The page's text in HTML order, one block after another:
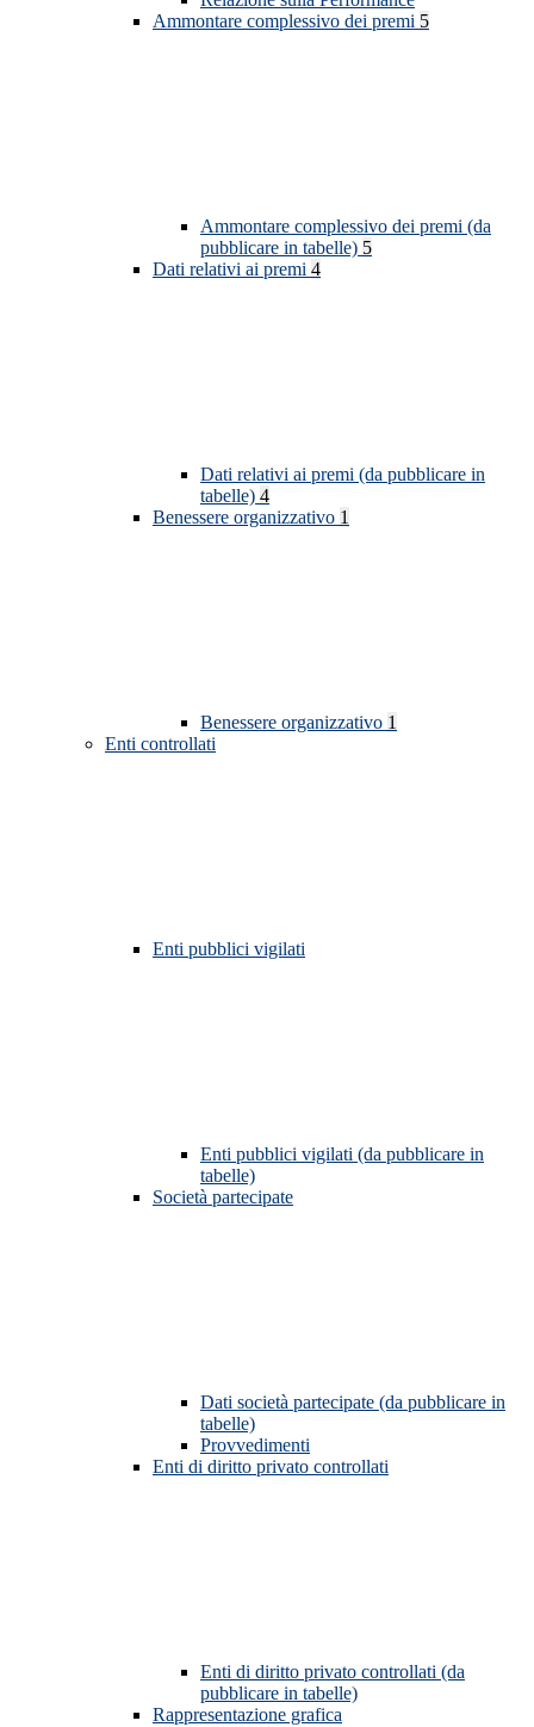
Ammontare complessivo dei premi 5
Ammontare complessivo dei premi (da
pubblicare in tabelle) 5
Dati relativi ai premi 4
Dati relativi ai premi (da pubblicare in
tabelle) 4
Benessere organizzativo 1
Benessere organizzativo 1
Enti controllati
Enti pubblici vigilati
Enti pubblici vigilati (da pubblicare in
tabelle)
Società partecipate
Dati società partecipate (da pubblicare in
tabelle)
Provvedimenti
Enti di diritto privato controllati
Enti di diritto privato controllati (da
pubblicare in tabelle)
Rappresentazione grafica